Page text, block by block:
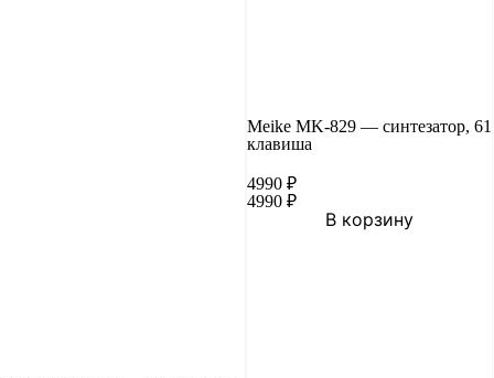
Meike MK-829 — синтезатор, 61
клавиша
4990 ₽
4990 ₽
В корзину